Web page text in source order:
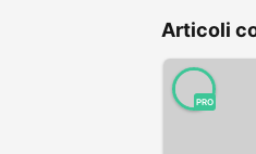
Articoli
PRO